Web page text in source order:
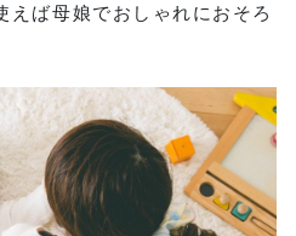
えば母娘でおしゃれにおそろ